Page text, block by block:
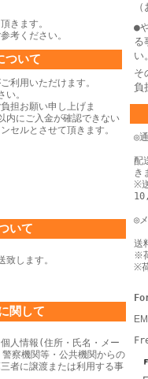
きます。
考ください。
ついて
利用いただけます。
。
担お願い申し上げま
ご入金が確認できない
セルとさせて頂きます。
いて
します。
関して
人情報(住所・氏名・メー
察機関等・公共機関からの
者に譲渡または利用する事
●
る
い。
そ
負
◎
配
き
※
◎
送
※
※